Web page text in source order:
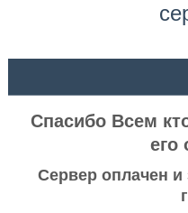
Спасибо Всем
его
Сервер оплачен и